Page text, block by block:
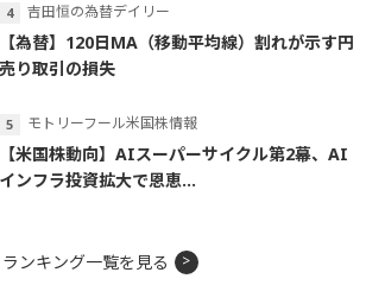
吉田恒の為替デイリー
【為替】120日MA（移動平均線）割れが示す円
売り取引の損失
モトリーフール米国株情報
【米国株動向】AIスーパーサイクル第2幕、AI
インフラ投資拡大で恩恵...
ランキング一覧を見る